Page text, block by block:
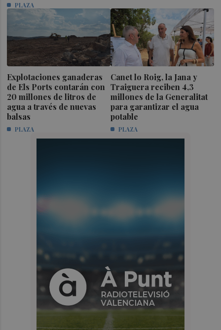
PLAZA
Explotaciones ganaderas
de Els Ports contarán con
20 millones de litros de
agua a través de nuevas
balsas
PLAZA
Canet lo Roig, la Jana y
Traiguera reciben 4,3
millones de la Generalitat
para garantizar el agua
potable
PLAZA